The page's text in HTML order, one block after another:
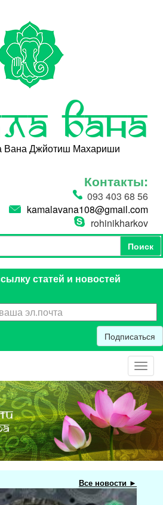
Вана
Вана Джйотиш Махариши
Контакты:
093 403 68 56
kamalavana108@gmail.com
rohinikharkov
Поиск
Поиск
статей и новостей
Подписаться
Все новости ►